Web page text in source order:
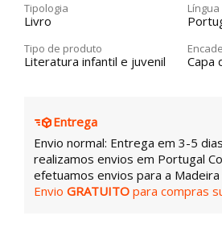
Tipologia
Livro
Língua
Tipo de produto
Literatura infantil e juvenil Capa
Entrega
Envio normal: Entrega em 3-5
realizamos envios em Portugal
efetuamos envios para a
Envio GRATUITO para compras